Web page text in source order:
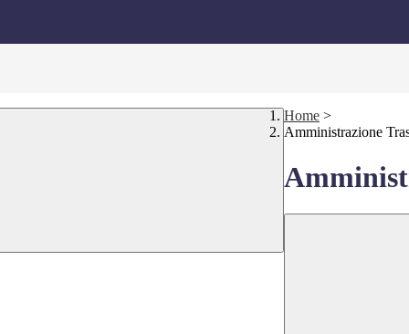
Home >
Amministrazione